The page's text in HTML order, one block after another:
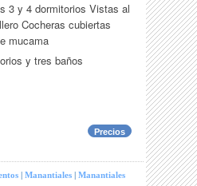
3 y 4 dormitorios Vistas al
Cocheras cubiertas
mucama
y tres baños
Precios
|Manantiales |Manantiales